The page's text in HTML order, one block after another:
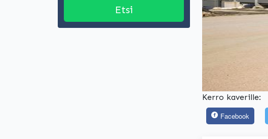
Kerro kaverille:
Facebook